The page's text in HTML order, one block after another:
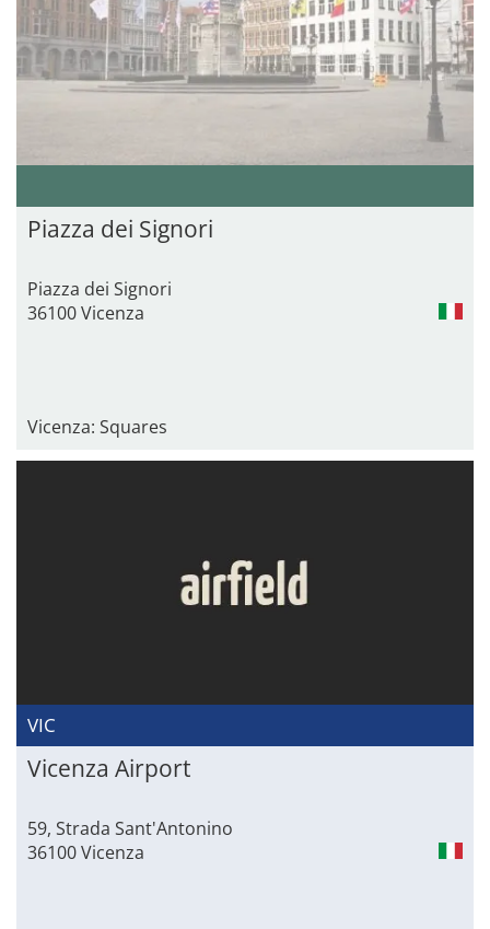
Piazza dei Signori
Piazza dei Signori
36100 Vicenza
Vicenza: Squares
VIC
Vicenza Airport
59, Strada Sant'Antonino
36100 Vicenza